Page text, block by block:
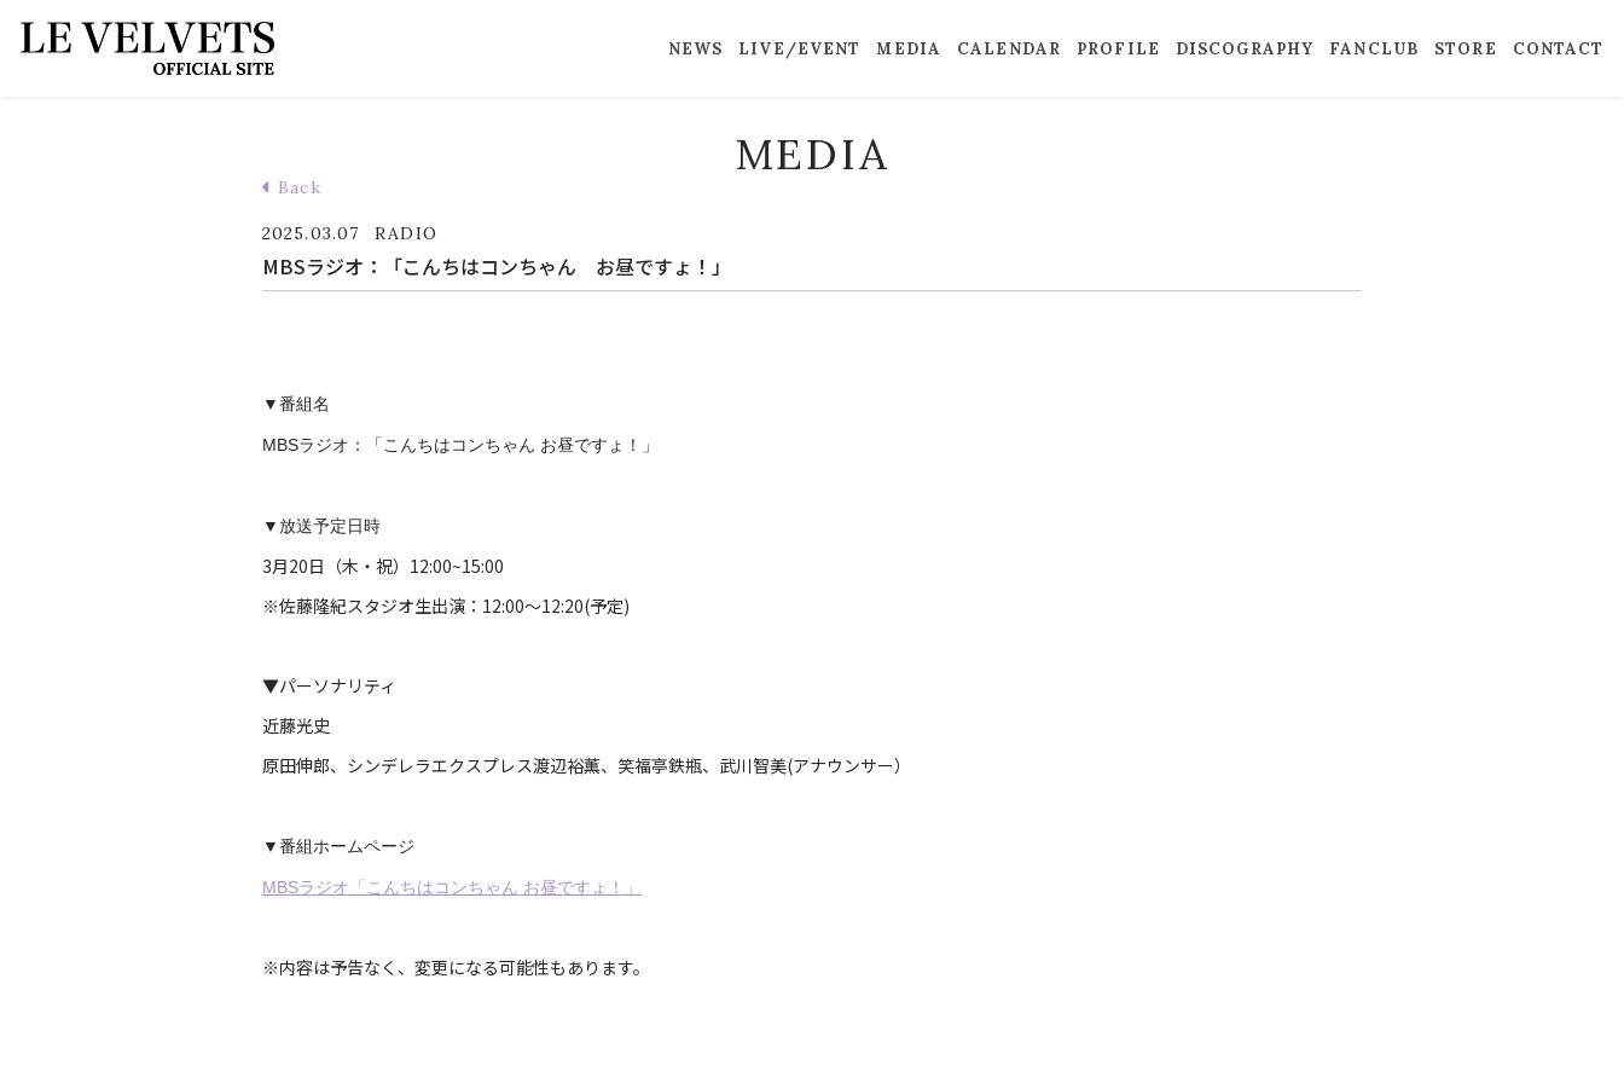
NEWS LIVE/EVENT MEDIA CALENDAR PROFILE DISCOGRAPHY FANCLUB STORE CONTACT
MEDIA
Back
2025.03.07 RADIO
MBSラジオ：「こんちはコンちゃん お昼ですょ！」
▼番組名
MBSラジオ：「こんちはコンちゃん お昼ですょ！」
▼放送予定日時
3月20日（木・祝）12:00~15:00
※佐藤隆紀スタジオ生出演：12:00～12:20(予定)
▼パーソナリティ
近藤光史
原田伸郎、シンデレラエクスプレス渡辺裕薫、笑福亭鉄瓶、武川智美(アナウンサー）
▼番組ホームページ
MBSラジオ「こんちはコンちゃん お昼ですょ！」
※内容は予告なく、変更になる可能性もあります。